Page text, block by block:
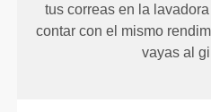
tus correas en la
contar con el mismo
vayas al